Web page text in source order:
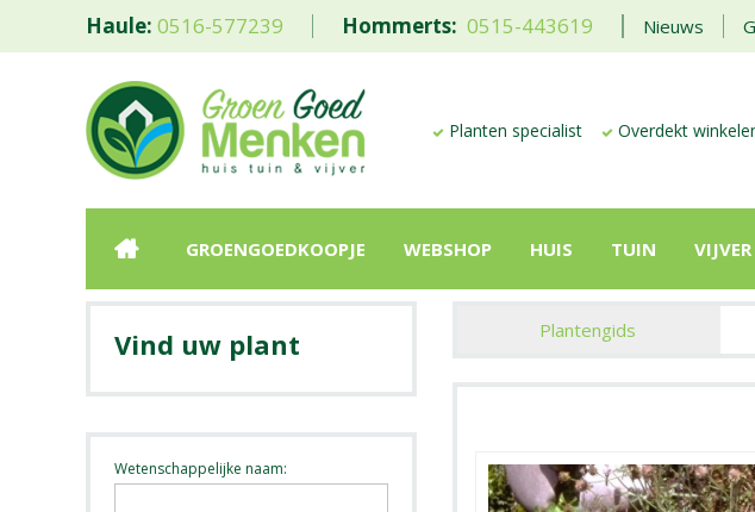
Haule: 0516-577239 Hommerts: 0515-443619 Nieuws
Planten specialist Overdekt
GROENGOEDKOOPJE WEBSHOP HUIS TUIN VIJVER
Plantengids
Vind uw plant
Wetenschappelijke naam: